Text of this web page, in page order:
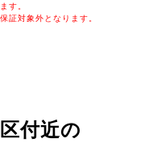
す。
証対象外となります。
付近の